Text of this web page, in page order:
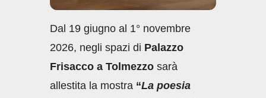
Dal 19 giugno al 1° novembre
2026, negli spazi di Palazzo
Frisacco a Tolmezzo sarà
allestita la mostra “La poesia